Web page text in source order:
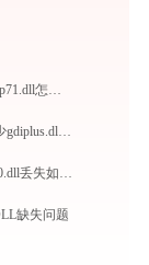
网银伴侣启动程序 打开launcher.exe找不到msvcp71.dll怎么办
百度输入法手写输入工具 handinput.exe提示缺少gdiplus.dll文件的解决办法
无线宽带客户端程序 App.exe系统错误msvcr100.dll丢失如何解决
缺失问题